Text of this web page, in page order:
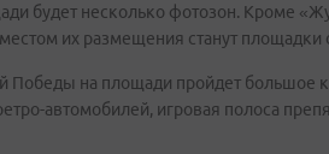
будет несколько фотозон. Кроме
их размещения станут площадки
Победы на площади пройдет большое
автомобилей, игровая полоса